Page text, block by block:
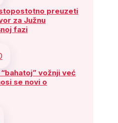
preuzeti
za Južnu
fazi
vožnji već
se novi o